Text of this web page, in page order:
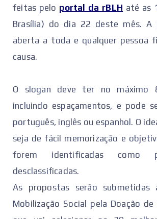
feitas pelo portal da rBLH até as
Brasília) do dia 22 deste mês. A
aberta a toda e qualquer pessoa
causa.
O slogan deve ter no máximo
incluindo espaçamentos, e pode
português, inglês ou espanhol. O
seja de fácil memorização e
forem identificadas como
desclassificadas.
As propostas serão submetidas
Mobilização Social pela Doação de